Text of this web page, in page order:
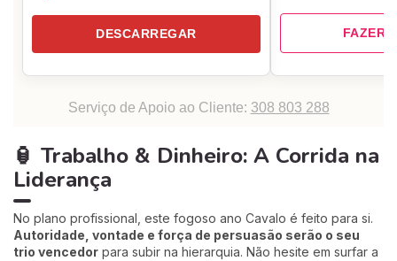
DESCARREGAR FAZER
Serviço de Apoio ao Cliente: 308 803 288
🏮 Trabalho & Dinheiro: A Corrida na
Liderança
No plano profissional, este fogoso ano Cavalo é feito para si.
Autoridade, vontade e força de persuasão serão o seu
trio vencedor para subir na hierarquia. Não hesite em surfar a